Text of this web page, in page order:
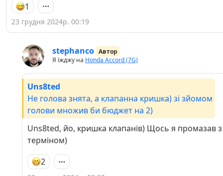
1
23 грудня 2024р. 00:19
stephanco Автор
Я їжджу на Honda Accord (7G)
Uns8ted
Не голова знята, а клапанна кришка) зі зйомом
голови множив би бюджет на 2)
Uns8ted, йо, кришка клапанів) Щось я промазав з
терміном)
2